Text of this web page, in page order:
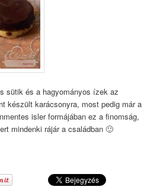
sütik és a hagyományos ízek az
készült karácsonyra, most pedig már a
isler formájában ez a finomság,
mindenki rájár a családban 🙂